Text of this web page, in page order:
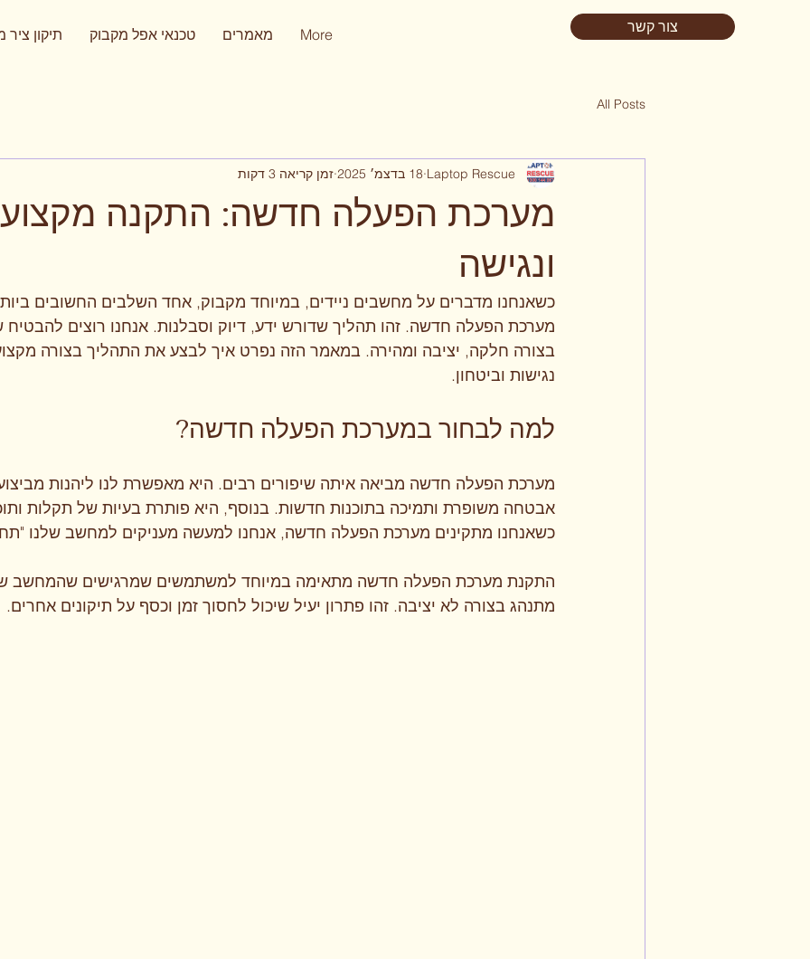
תיקון טכנאי אפל מקבוק מאמרים More צור קשר
All Posts
מערכת הפעלה חדשה: התקנה
ונגישה
Laptop Rescue 18 בדצמ׳ 2025 זמן קריאה 3 דקות
כשאנחנו מדברים על מחשבים ניידים, במיוחד מקבוק, אחד השלבים החשובים
מערכת הפעלה חדשה. זהו תהליך שדורש ידע, דיוק וסבלנות. אנחנו רוצים
בצורה חלקה, יציבה ומהירה. במאמר הזה נפרט איך לבצע את התהליך בצורה
נגישות וביטחון.
למה לבחור במערכת הפעלה חדשה?
מערכת הפעלה חדשה מביאה איתה שיפורים רבים. היא מאפשרת לנו ליהנות
אבטחה משופרת ותמיכה בתוכנות חדשות. בנוסף, היא פותרת בעיות של תקלות
כשאנחנו מתקינים מערכת הפעלה חדשה, אנחנו למעשה מעניקים למחשב שלנו
התקנת מערכת הפעלה חדשה מתאימה במיוחד למשתמשים שמרגישים שהמחשב
מתנהג בצורה לא יציבה. זהו פתרון יעיל שיכול לחסוך זמן וכסף על תיקונים אחרים.